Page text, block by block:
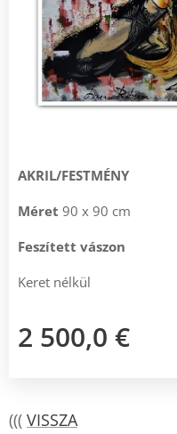
AKRIL/FESTMÉNY
Méret 90 x 90 cm
Feszített vászon
Keret nélkül
2 500,0 €
((( VISSZA